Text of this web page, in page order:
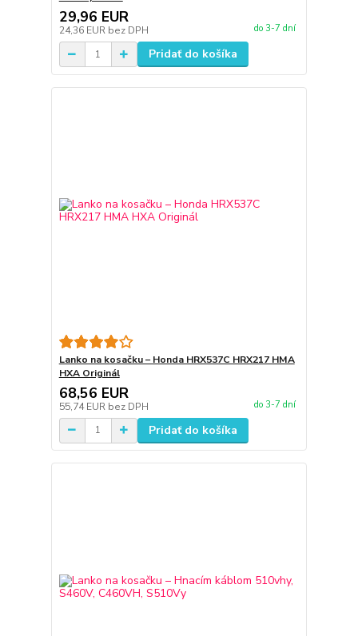
29,96 EUR
24,36 EUR bez DPH do 3-7 dní
Pridať do košíka
Lanko na kosačku – Honda HRX537C HRX217 HMA
HXA Originál
68,56 EUR
55,74 EUR bez DPH do 3-7 dní
Pridať do košíka